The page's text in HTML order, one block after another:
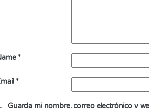
*
*
Guarda mi nombre, correo electrónico y